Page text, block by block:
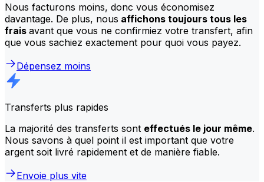
Nous facturons moins, donc vous économisez
davantage. De plus, nous affichons toujours tous les
frais avant que vous ne confirmiez votre transfert, afin
que vous sachiez exactement pour quoi vous payez.
Dépensez moins
Transferts plus rapides
La majorité des transferts sont effectués le jour même.
Nous savons à quel point il est important que votre
argent soit livré rapidement et de manière fiable.
Envoie plus vite